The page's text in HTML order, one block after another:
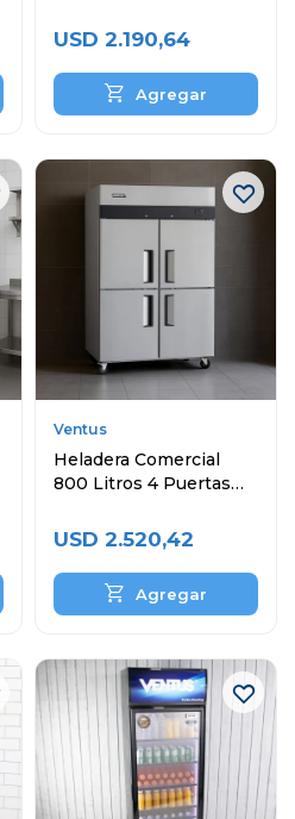
USD 2.190,64
Ventus
Heladera Comercial
800 Litros 4 Puertas
USD 2.520,42